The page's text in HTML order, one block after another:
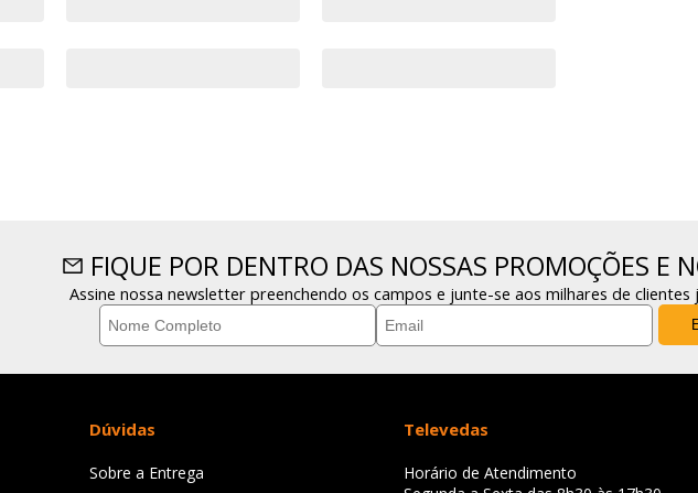
FIQUE POR DENTRO DAS NOSSAS PROMOÇÕES E
Assine nossa newsletter preenchendo os campos e junte-se aos milhares de clientes
Dúvidas
Sobre a Entrega
Televedas
Horário de Atendimento